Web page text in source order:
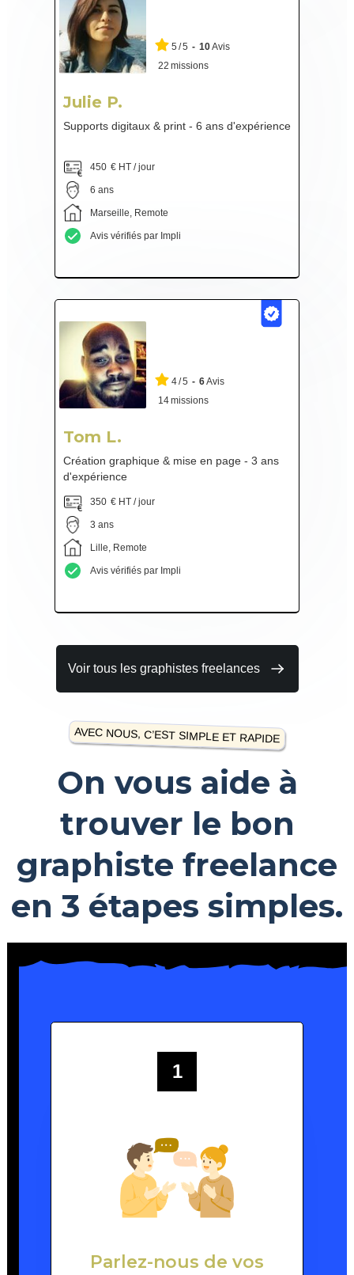
5 /5 - 10Avis
22 missions
Julie P.
Supports digitaux & print - 6 ans d'expérience
450 € HT / jour
6 ans
Marseille, Remote
Avis vérifiés par Impli
4/5 - 6Avis
14missions
Tom L.
Création graphique & mise en page - 3 ans
d'expérience
350 € HT / jour
3 ans
Lille, Remote
Avis vérifiés par Impli
Voir tous les graphistes freelances
AVEC NOUS, C’EST SIMPLE ET RAPIDE
On vous aide à
trouver le bon
graphiste freelance
en 3 étapes simples.
1
Parlez-nous de vos